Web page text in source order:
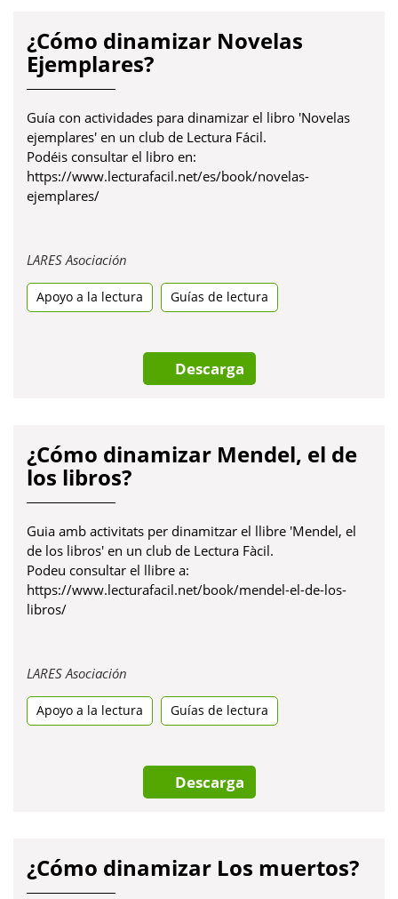
¿Cómo dinamizar Novelas
Ejemplares?
Guía con actividades para dinamizar el libro 'Novelas
ejemplares' en un club de Lectura Fácil.
Podéis consultar el libro en:
https://www.lecturafacil.net/es/book/novelas-
ejemplares/
LARES Asociación
una
pestanya
Apoyo a la lectura Guías de lectura
Descarga
¿Cómo dinamizar Mendel, el de
los libros?
Guia amb activitats per dinamitzar el llibre 'Mendel, el
de los libros' en un club de Lectura Fàcil.
Podeu consultar el llibre a:
https://www.lecturafacil.net/book/mendel-el-de-los-
libros/
LARES Asociación
una
pestanya
Apoyo a la lectura Guías de lectura
Descarga
¿Cómo dinamizar Los muertos?